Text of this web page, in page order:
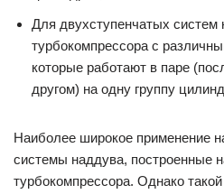
Для двухступенчатых
турбокомпрессора с
которые работают в паре
другом) на одну группу
Наиболее широкое применение
системы наддува, построенные
турбокомпрессора. Однако